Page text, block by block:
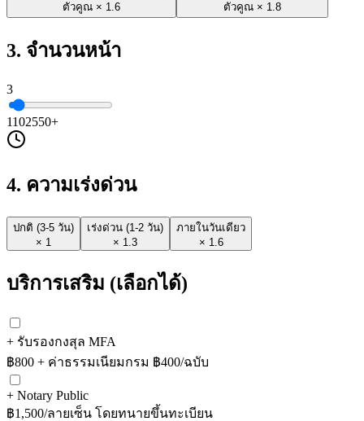
ตัวคูณ × 1.6
ตัวคูณ × 1.8
3. จำนวนหน้า
3
1102550+
4. ความเร่งด่วน
ปกติ (3-5 วัน)
× 1
เร่งด่วน (1-2 วัน)
× 1.3
ภายในวันเดียว
× 1.6
บริการเสริม (เลือกได้)
+ รับรองกงสุล MFA
฿800 + ค่าธรรมเนียมกรม ฿400/ฉบับ
+ Notary Public
฿1,500/ลายเซ็น โดยทนายขึ้นทะเบียน